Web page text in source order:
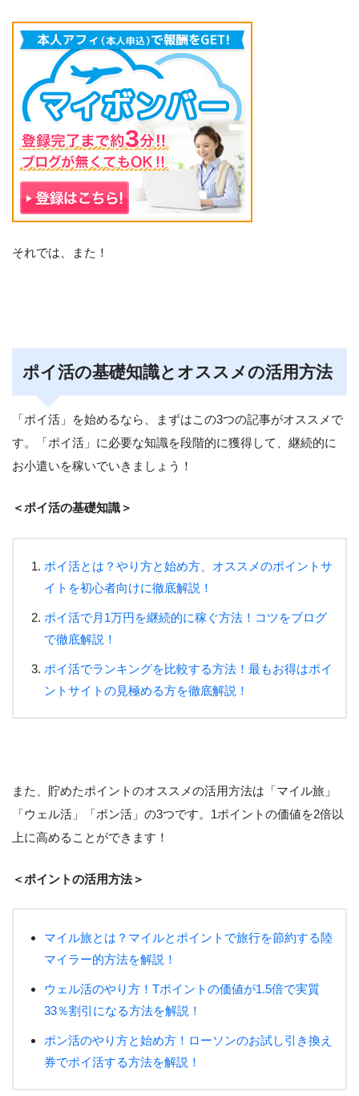
それでは、また！
ポイ活の基礎知識とオススメの活用方法
「ポイ活」を始めるなら、まずはこの3つの記事がオススメで
す。「ポイ活」に必要な知識を段階的に獲得して、継続的に
お小遣いを稼いでいきましょう！
＜ポイ活の基礎知識＞
ポイ活とは？やり方と始め方、オススメのポイントサ
イトを初心者向けに徹底解説！
ポイ活で月1万円を継続的に稼ぐ方法！コツをブログ
で徹底解説！
ポイ活でランキングを比較する方法！最もお得はポイ
ントサイトの見極める方を徹底解説！
また、貯めたポイントのオススメの活用方法は「マイル旅」
「ウェル活」「ポン活」の3つです。1ポイントの価値を2倍以
上に高めることができます！
＜ポイントの活用方法＞
マイル旅とは？マイルとポイントで旅行を節約する陸
マイラー的方法を解説！
ウェル活のやり方！Tポイントの価値が1.5倍で実質
33％割引になる方法を解説！
ポン活のやり方と始め方！ローソンのお試し引き換え
券でポイ活する方法を解説！